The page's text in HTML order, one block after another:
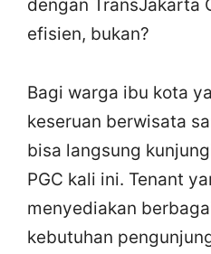
dengan TransJakarta
efisien, bukan?
Bagi warga ibu kota
keseruan berwisata
bisa langsung
PGC kali ini. Tenant
menyediakan
kebutuhan